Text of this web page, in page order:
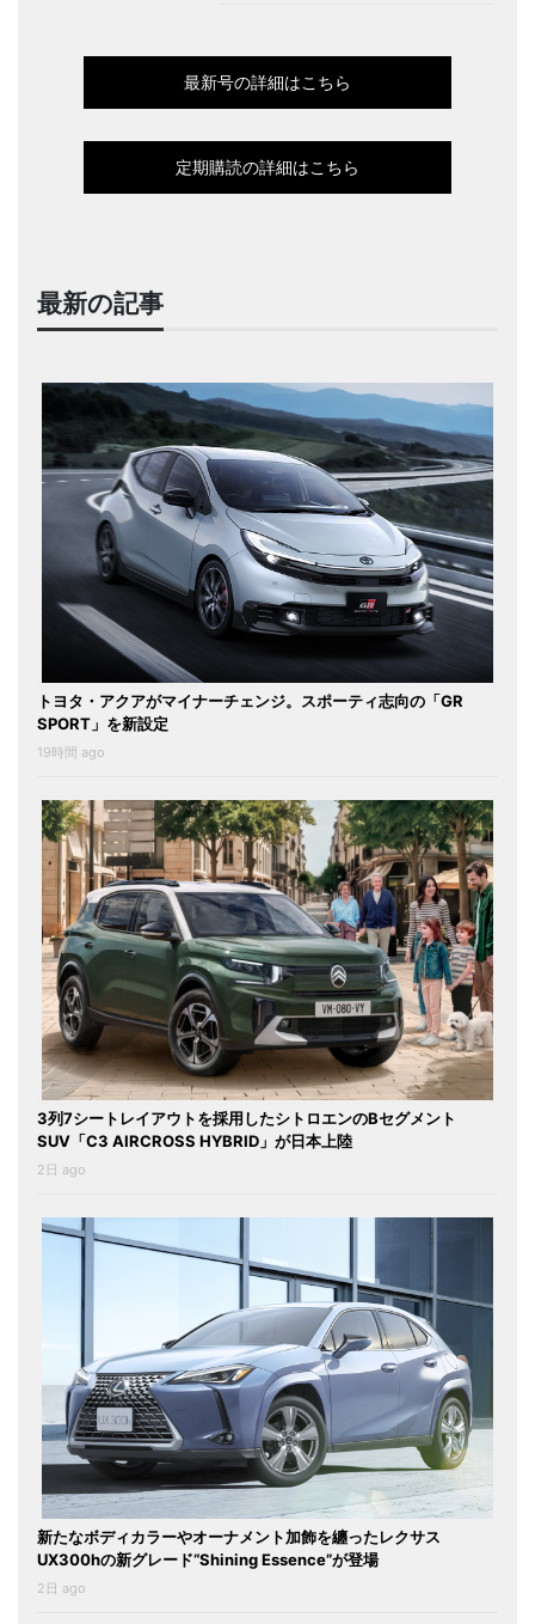
最新号の詳細はこちら
定期購読の詳細はこちら
最新の記事
トヨタ・アクアがマイナーチェンジ。スポーティ志向の「GR
SPORT」を新設定
19時間 ago
3列7シートレイアウトを採用したシトロエンのBセグメント
SUV「C3 AIRCROSS HYBRID」が日本上陸
2日 ago
新たなボディカラーやオーナメント加飾を纏ったレクサス
UX300hの新グレード“Shining Essence”が登場
2日 ago